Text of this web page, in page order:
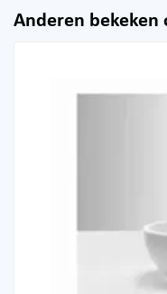
Anderen bekeken